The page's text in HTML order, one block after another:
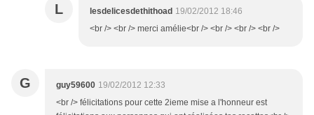
L lesdelicesdethithoad 19/02/2012 18:46
<br /> <br /> merci amélie<br /> <br /> <br /> <br />
G guy59600 19/02/2012 12:33
<br /> félicitations pour cette 2ieme mise a l'honneur est